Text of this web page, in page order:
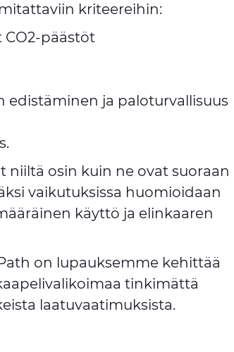
kriteereihin:
CO2-päästöt
edistäminen ja paloturvallisuus
niiltä osin kuin ne ovat suoraan
vaikutuksissa huomioidaan
käyttö ja elinkaaren
on lupauksemme kehittää
tinkimättä
laatuvaatimuksista.